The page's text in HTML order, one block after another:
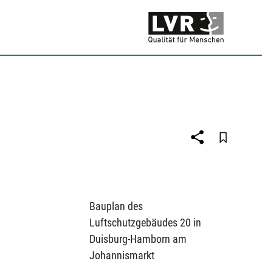
Bauplan des
Luftschutzgebäudes 20 in
Duisburg-Hamborn am
Johannismarkt